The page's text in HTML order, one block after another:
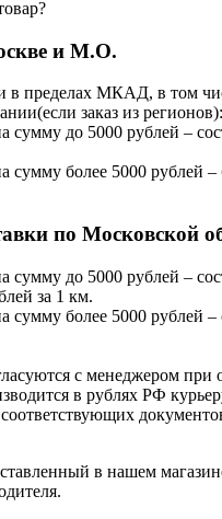
и М.О.
в пределах МКАД, в том
заказ из регионов):
сумму до 5000 рублей –
сумму более 5000 рублей –
по Московской
сумму до 5000 рублей –
за 1 км.
сумму более 5000 рублей –
с менеджером при
в рублях РФ
в нашем